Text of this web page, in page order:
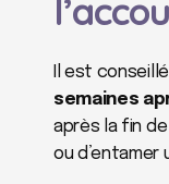
Il est
semaines
après la fin
ou d’entamer